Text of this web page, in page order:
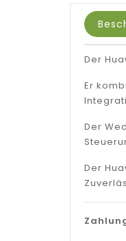
Der
Er
Der
Der